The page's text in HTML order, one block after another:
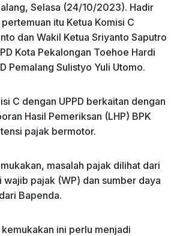
Selasa (24/10/2023). Hadir
itu Ketua Komisi C
dan Wakil Ketua Sriyanto Saputro
Kota Pekalongan Toehoe Hardi
Pemalang Sulistyo Yuli Utomo.
C dengan UPPD berkaitan dengan
Hasil Pemeriksan (LHP) BPK
pajak bermotor.
masalah pajak dilihat dari
wajib pajak (WP) dan sumber daya
Bapenda.
ini perlu menjadi